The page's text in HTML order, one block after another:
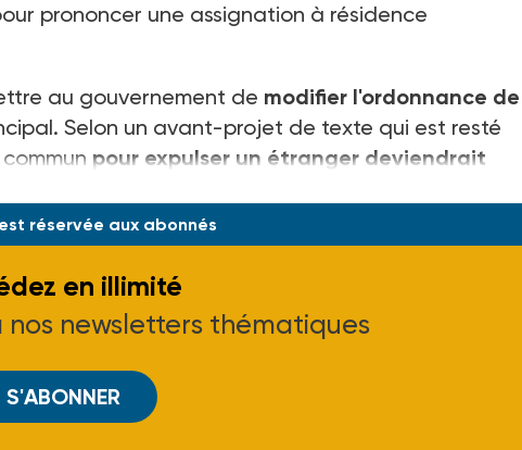
prononcer une assignation à résidence
au gouvernement de modifier l'ordonnance de
Selon un avant-projet de texte qui est resté
pour expulser un étranger deviendrait
réservée aux abonnés
en illimité
nos newsletters thématiques
S'ABONNER